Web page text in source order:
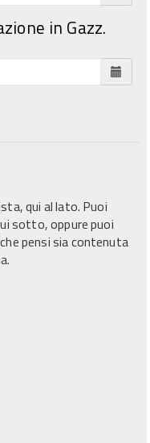
in Gazz.
qui al lato. Puoi
sotto, oppure puoi
pensi sia contenuta